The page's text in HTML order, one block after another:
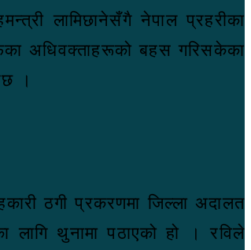
लामिछानेसँगै नेपाल प्रहरीका
अधिवक्ताहरूको बहस गरिसकेका
।
ठगी प्रकरणमा जिल्ला अदालत
लागि थुनामा पठाएको हो । रविले